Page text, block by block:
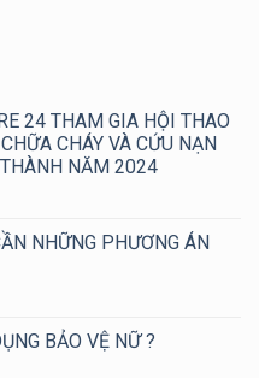
24 THAM GIA HỘI THAO
CHÁY VÀ CỨU NẠN
NĂM 2024
NHỮNG PHƯƠNG ÁN
BẢO VỆ NỮ ?